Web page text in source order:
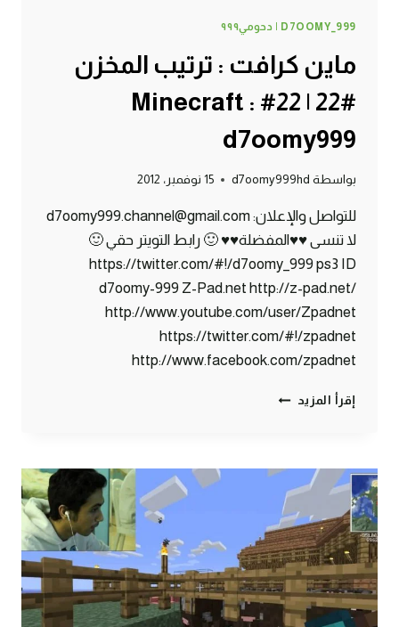
D7OOMY_999 | دحومي٩٩٩
ماين كرافت : ترتيب المخزن
#22 | 22# Minecraft :
d7oomy999
بواسطة d7oomy999hd 15 نوفمبر، 2012
للتواصل والإعلان: d7oomy999.channel@gmail.com
لا تنسى ♥♥المفضلة♥♥ 🙂 رابط التويتر حقي 🙂
https://twitter.com/#!/d7oomy_999 ps3 ID
d7oomy-999 Z-Pad.net http://z-pad.net/
http://www.youtube.com/user/Zpadnet
https://twitter.com/#!/zpadnet
http://www.facebook.com/zpadnet
إقرأ المزيد ماين
المخزن
#22
|
22#
MINECRAFT
:
D7OOMY999